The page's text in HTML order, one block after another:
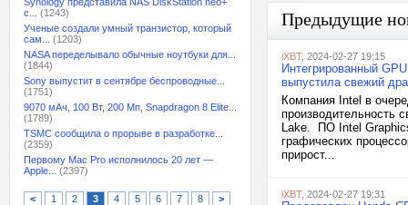
с...
(1243)
Ученые создали умный транзистор, который
сам...
(1203)
NASA переделывало обычные ноутбуки для...
(1844)
Sony выпустит в сентябре беспроводные...
(1751)
9070 мАч, 100 Вт, 200 Мп, Snapdragon 8 Elite...
(1789)
TSMC сообщила о прорыве в разработке...
(2359)
Первому Mac Pro исполнилось 20 лет —
Apple...
(2397)
< 1 2 3 4 5 6 7 8 >
Предыдущие
iXBT, 2024-02-27 19:15
Интегрированный
выпустила свежий
Компания Intel в
производительность
Lake. ПО Intel
графических
прирост...
iXBT, 2024-02-27 19:31